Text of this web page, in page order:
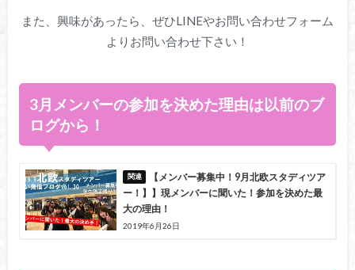
また、興味があったら、ぜひLINEやお問い合わせフォーム
よりお問い合わせ下さい！
3月メンバーの参加を決めた理由は以前のブ
ログから！
【メンバー募集中！9月北欧スタディツア
ー！】】現メンバーに聞いた！参加を決めた最
大の理由！
2019年6月26日